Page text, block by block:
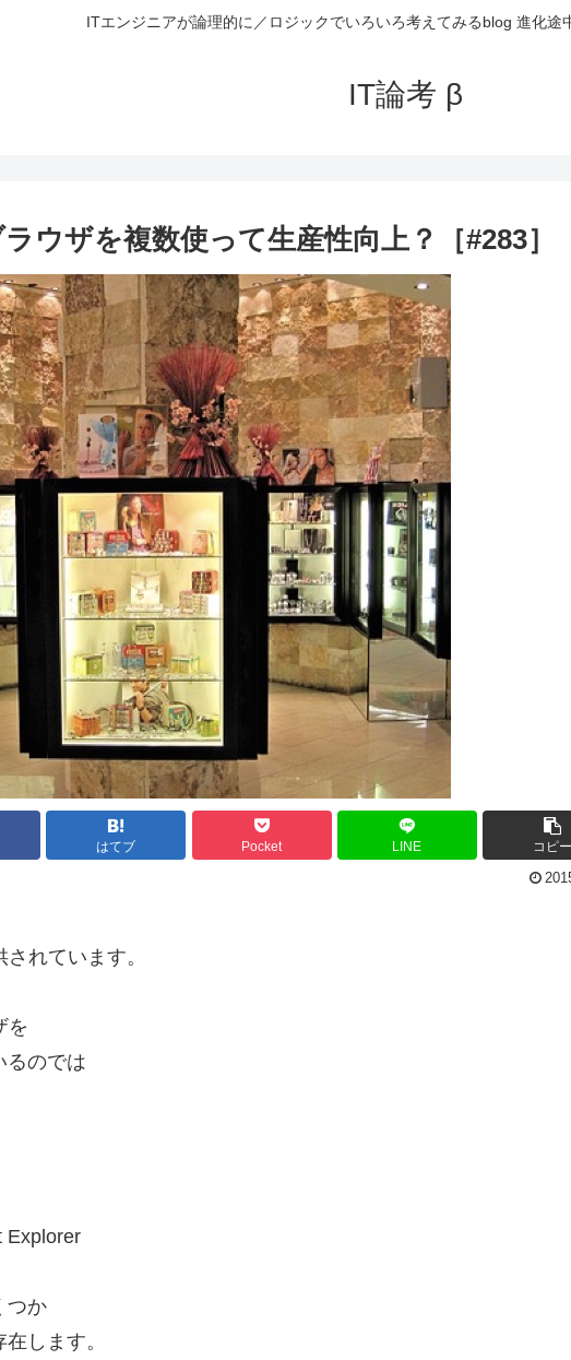
ITエンジニアが論理的に／ロジックでいろいろ考えてみるblog 進化途
IT論考 β
ウザを複数使って生産性向上？［#283］
はてブ Pocket LINE コピー
れています。
を
のでは
か
します。